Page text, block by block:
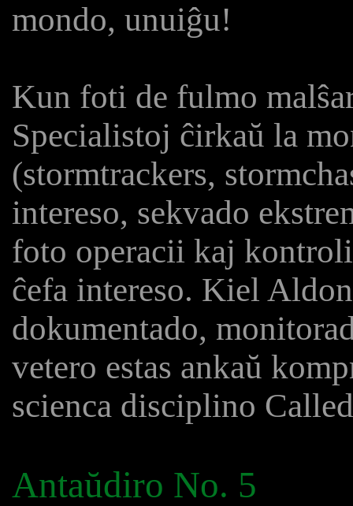
mondo, unuiĝu!
Kun foti de fulmo
Specialistoj ĉirkaŭ la
(stormtrackers,
intereso, sekvado
foto operacii kaj
ĉefa intereso. Kiel
dokumentado,
vetero estas ankaŭ
scienca disciplino
Antaŭdiro No. 5